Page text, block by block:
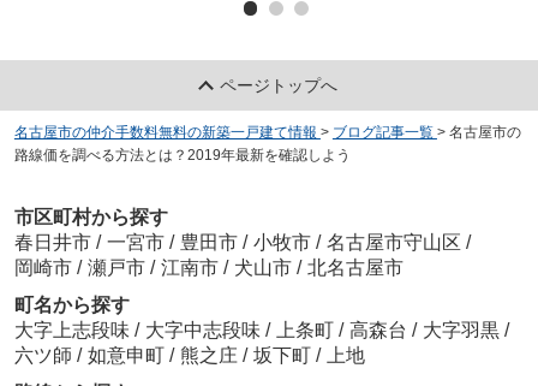
ページトップへ
名古屋市の仲介手数料無料の新築一戸建て情報 > ブログ記事一覧 > 名古屋市の
路線価を調べる方法とは？2019年最新を確認しよう
市区町村から探す
春日井市 / 一宮市 / 豊田市 / 小牧市 / 名古屋市守山区 /
岡崎市 / 瀬戸市 / 江南市 / 犬山市 / 北名古屋市
町名から探す
大字上志段味 / 大字中志段味 / 上条町 / 高森台 / 大字羽黒 /
六ツ師 / 如意申町 / 熊之庄 / 坂下町 /
上地